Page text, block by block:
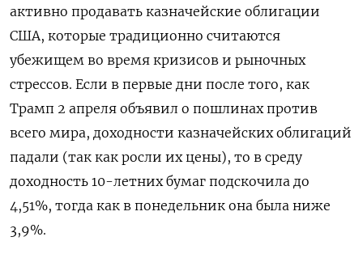
активно продавать казначейские облигации
США, которые традиционно считаются
убежищем во время кризисов и рыночных
стрессов. Если в первые дни после того, как
Трамп 2 апреля объявил о пошлинах против
всего мира, доходности казначейских облигаций
падали (так как росли их цены), то в среду
доходность 10-летних бумаг подскочила до
4,51%, тогда как в понедельник она была ниже
3,9%.